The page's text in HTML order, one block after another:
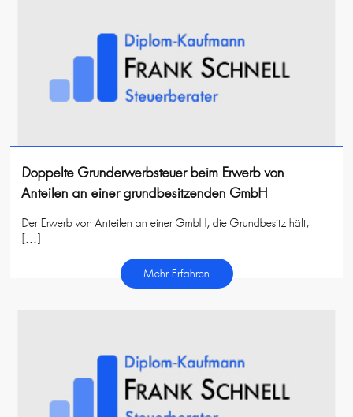
Doppelte Grunderwerbsteuer beim Erwerb von
Anteilen an einer grundbesitzenden GmbH
Der Erwerb von Anteilen an einer GmbH, die Grundbesitz hält,
[…]
Mehr Erfahren